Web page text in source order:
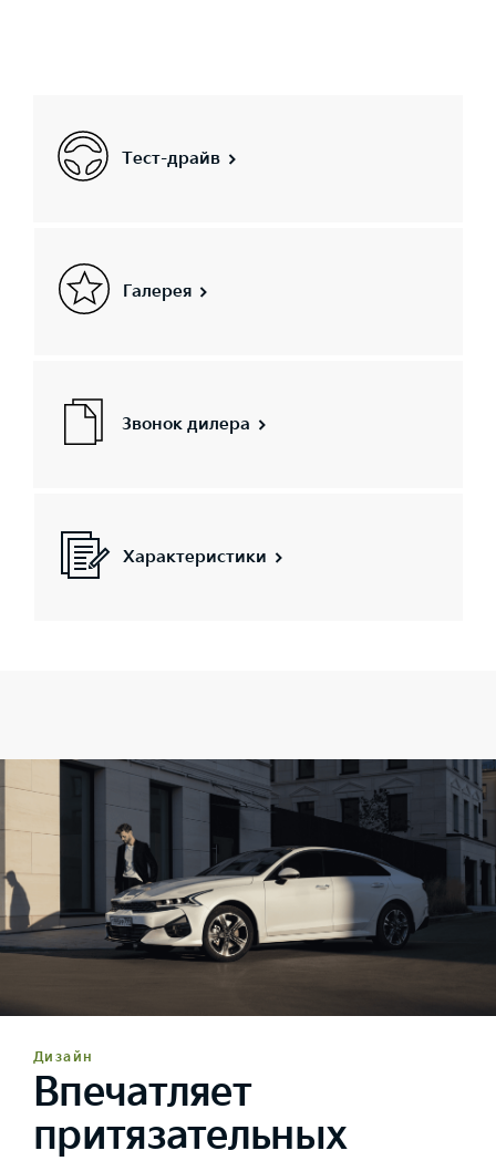
Тест-драйв
Галерея
Звонок дилера
Характеристики
Дизайн
Впечатляет
притязательных